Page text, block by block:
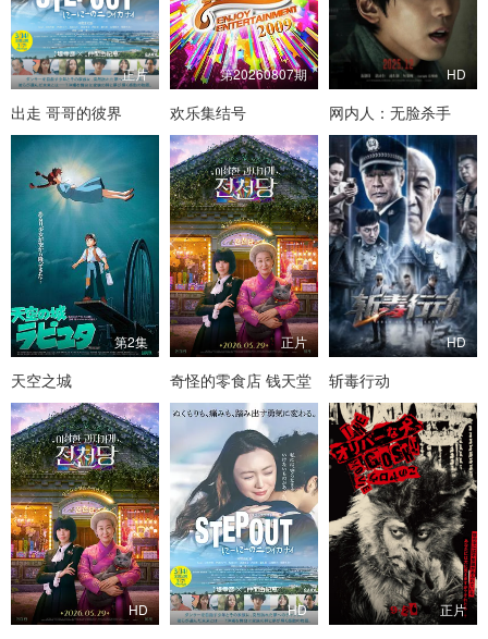
正片
出走 哥哥的彼界
第20260807期
欢乐集结号
HD
网内人：无脸杀手
第2集
天空之城
正片
奇怪的零食店 钱天堂
HD
斩毒行动
HD HD 正片